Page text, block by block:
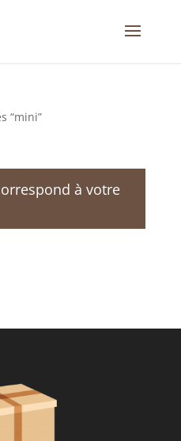
“mini”
à votre